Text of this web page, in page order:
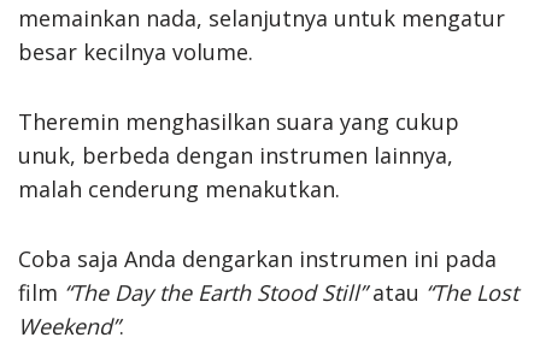
memainkan nada, selanjutnya untuk mengatur
besar kecilnya volume.
Theremin menghasilkan suara yang cukup
unuk, berbeda dengan instrumen lainnya,
malah cenderung menakutkan.
Coba saja Anda dengarkan instrumen ini pada
film “The Day the Earth Stood Still”atau “The Lost
Weekend”.